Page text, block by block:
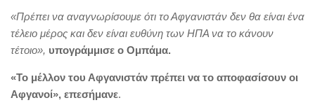
«Πρέπει να αναγνωρίσουμε ότι το Αφγανιστάν δεν θα είναι ένα
τέλειο μέρος και δεν είναι ευθύνη των ΗΠΑ να το κάνουν
τέτοιο», υπογράμμισε ο Ομπάμα.
«Το μέλλον του Αφγανιστάν πρέπει να το αποφασίσουν οι
Αφγανοί», επεσήμανε.